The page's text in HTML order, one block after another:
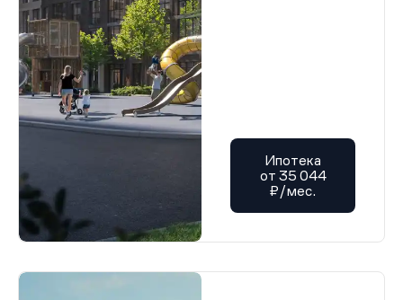
Ипотека
от 35 044
₽/мес.